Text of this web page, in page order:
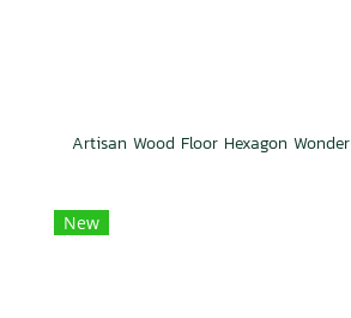
Artisan Wood Floor Hexagon Wonder
New